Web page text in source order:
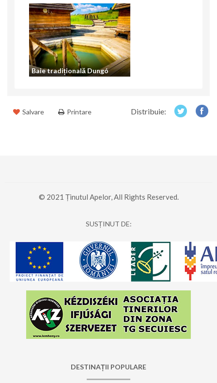
Baie tradițională Dungó
Salvare Printare Distribuie:
© 2021 Ținutul Apelor, All Rights Reserved.
SUSȚINUT DE:
DESTINAȚII POPULARE